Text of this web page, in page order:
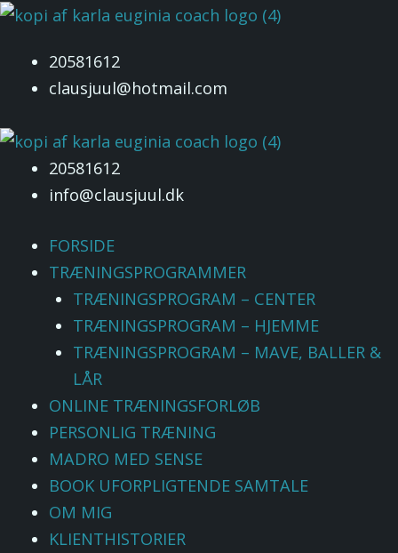
Gå
indholdet20581612
clausjuul@hotmail.com
20581612
info@clausjuul.dk
FORSIDE
TRÆNINGSPROGRAMMER
TRÆNINGSPROGRAM – CENTER
TRÆNINGSPROGRAM – HJEMME
TRÆNINGSPROGRAM – MAVE, BALLER &
LÅR
ONLINE TRÆNINGSFORLØB
PERSONLIG TRÆNING
MADRO MED SENSE
BOOK UFORPLIGTENDE SAMTALE
OM MIG
KLIENTHISTORIER